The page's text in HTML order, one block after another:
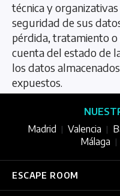
técnica y
seguridad de sus
pérdida, tratamiento o
cuenta del estado de
los datos
expuestos.
Madrid
| Valencia |
Málaga |
ESCAPE ROOM